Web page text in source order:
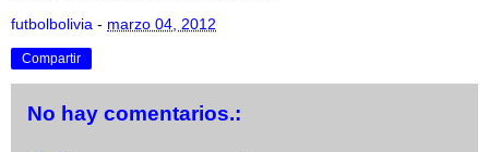
futbolbolivia - marzo 04, 2012
Compartir
No hay comentarios.: